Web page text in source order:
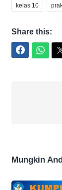
kelas 10
Share this:
Mungkin